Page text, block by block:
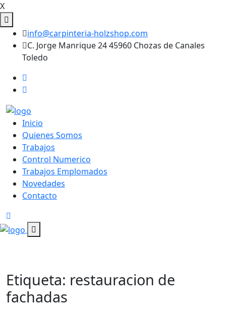
X
info@carpinteria-holzshop.com
C. Jorge Manrique 24 45960 Chozas de Canales
Toledo
Inicio
Quienes Somos
Trabajos
Control Numerico
Trabajos Emplomados
Novedades
Contacto
Etiqueta: restauracion de
fachadas